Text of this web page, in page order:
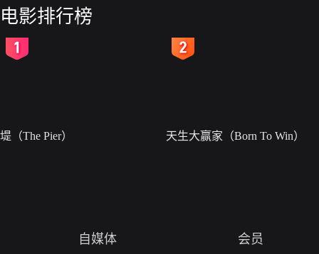
电影排行榜
堤（The Pier） 天生大赢家（Born To Win）
自媒体 会员